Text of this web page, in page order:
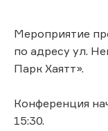
Мероприятие
по адресу ул.
Парк Хаятт».
Конференция
15:30.